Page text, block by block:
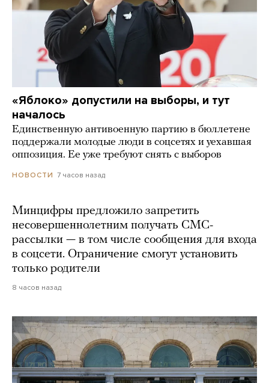
«Яблоко» допустили на выборы, и тут
началось
Единственную антивоенную партию в бюллетене
поддержали молодые люди в соцсетях и уехавшая
оппозиция. Ее уже требуют снять с выборов
НОВОСТИ 7 часов назад
Минцифры предложило запретить
несовершеннолетним получать СМС-
рассылки — в том числе сообщения для входа
в соцсети. Ограничение смогут установить
только родители
8 часов назад